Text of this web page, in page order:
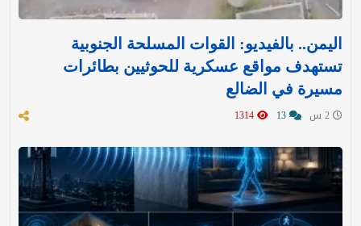
اليمن.. بالفيديو: القوات المسلحة الجنوبية
تستهدف مواقع عسكرية للحوثيين بطائرات
مسيرة في الضالع